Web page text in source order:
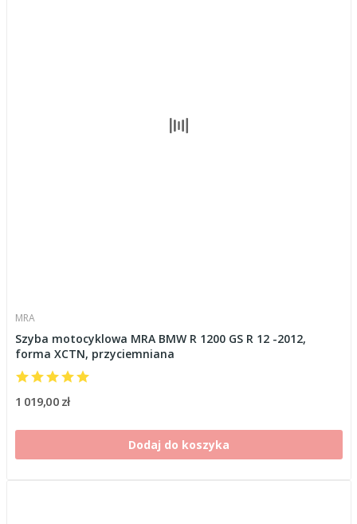
MRA
Szyba motocyklowa MRA BMW R 1200 GS R 12 -2012,
forma XCTN, przyciemniana
1 019,00 zł
Dodaj do koszyka